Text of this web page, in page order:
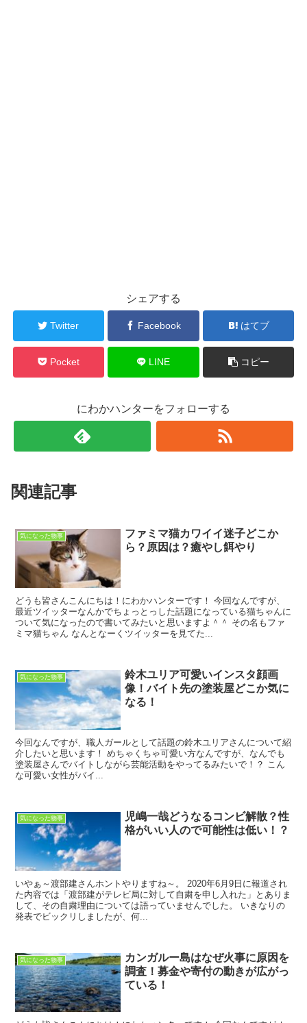
シェアする
Twitter Facebook はてブ
Pocket LINE コピー
にわかハンターをフォローする
関連記事
気になった物事
ファミマ猫カワイイ迷子どこか
ら？原因は？癒やし餌やり
どうも皆さんこんにちは！にわかハンターです！ 今回なんですが、
最近ツイッターなんかでちょっとっした話題になっている猫ちゃんに
ついて気になったので書いてみたいと思いますよ＾＾ その名もファ
ミマ猫ちゃん なんとなーくツイッターを見てた...
気になった物事
鈴木ユリア可愛いインスタ顔画
像！バイト先の塗装屋どこか気に
なる！
今回なんですが、職人ガールとして話題の鈴木ユリアさんについて紹
介したいと思います！ めちゃくちゃ可愛い方なんですが、なんでも
塗装屋さんでバイトしながら芸能活動をやってるみたいで！？ こん
な可愛い女性がバイ...
気になった物事
児嶋一哉どうなるコンビ解散？性
格がいい人ので可能性は低い！？
いやぁ～渡部建さんホントやりますね～。 2020年6月9日に報道され
た内容では「渡部建がテレビ局に対して自粛を申し入れた」とありま
して、その自粛理由については語っていませんでした。 いきなりの
発表でビックリしましたが、何...
気になった物事
カンガルー島はなぜ火事に原因を
調査！募金や寄付の動きが広がっ
ている！